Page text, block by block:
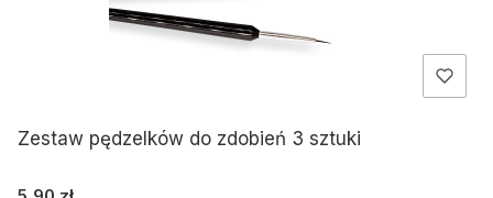
Zestaw pędzelków do zdobień 3 sztuki
Cena